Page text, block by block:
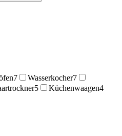
7 Wasserkocher7
5 Küchenwaagen4